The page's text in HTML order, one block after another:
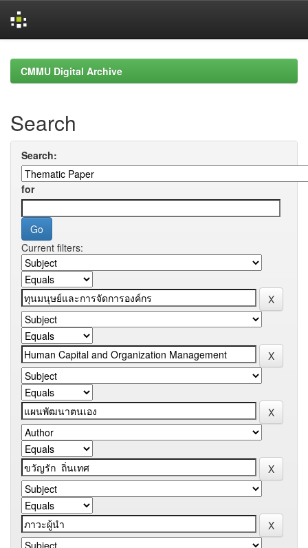
navigationCMMU Digital Archive
Search
Search:
for
Current filters: